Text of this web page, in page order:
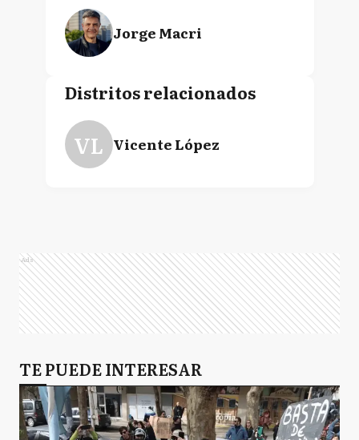
Jorge Macri
Distritos relacionados
VL Vicente López
Ads
TE PUEDE INTERESAR